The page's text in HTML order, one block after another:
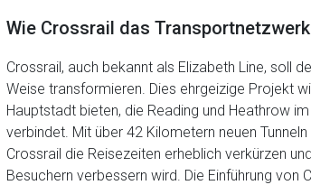
Wie Crossrail das
Crossrail, auch bekannt als Elizabeth Line, soll
Weise transformieren. Dies ehrgeizige Projekt
Hauptstadt bieten, die Reading und Heathrow
verbindet. Mit über 42 Kilometern neuen
Crossrail die Reisezeiten erheblich verkürzen
Besuchern verbessern wird. Die Einführung